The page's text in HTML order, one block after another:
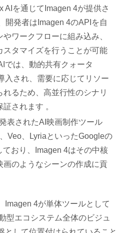
AIを通じてImagen 4が提供さ
開発者はImagen 4のAPIを自
ワークフローに組み込み、
スタマイズを行うことが可能
では、動的共有クォータ
入され、需要に応じてリソー
れるため、高並行性のシナリ
されます 。
表されたAI映画制作ツール
Veo、LyriaといったGoogleの
おり、Imagen 4はその中核
画のようなシーンの作成に貢
Imagen 4が単体ツールとして
型エコシステム全体のビジュ